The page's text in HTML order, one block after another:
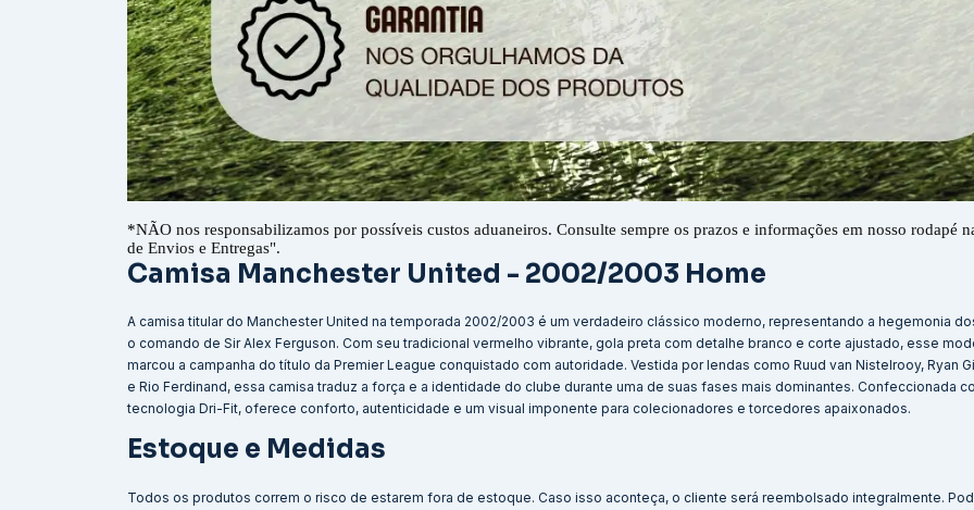
*NÃO nos responsabilizamos por possíveis custos aduaneiros. Consulte sempre os prazos e informações em nosso rodapé
de Envios e Entregas".
Camisa Manchester United - 2002/2003 Home
A camisa titular do Manchester United na temporada 2002/2003 é um verdadeiro clássico moderno, representando a hegemonia
o comando de Sir Alex Ferguson. Com seu tradicional vermelho vibrante, gola preta com detalhe branco e corte ajustado, esse
marcou a campanha do título da Premier League conquistado com autoridade. Vestida por lendas como Ruud van Nistelrooy, Ryan
e Rio Ferdinand, essa camisa traduz a força e a identidade do clube durante uma de suas fases mais dominantes. Confeccionada
tecnologia Dri-Fit, oferece conforto, autenticidade e um visual imponente para colecionadores e torcedores apaixonados.
Estoque e Medidas
Todos os produtos correm o risco de estarem fora de estoque. Caso isso aconteça, o cliente será reembolsado integralmente.